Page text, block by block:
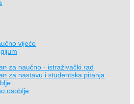
vijeće
za naučno - istraživački rad
za nastavu i studentska pitanja
osoblje